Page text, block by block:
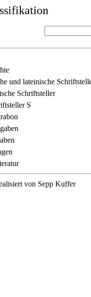
und lateinische
Schriftsteller
S
von Sepp Kuffer